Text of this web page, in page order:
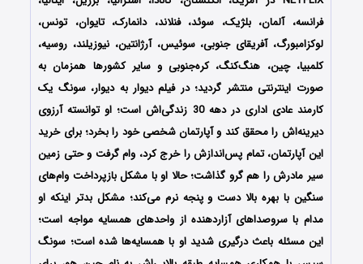
فرانسه، آلمان، بلژیک، سوئد، فنلاند، دانمارک، تایوان، تونس،
لوکزامبورگ، آفریقای جنوبی، سوئیس، آرژانتین، نیوزیلند، روسیه،
کلمبیا، چین، هنگ‌کنگ، کره‌جنوبی و سایر کشورها همزمان به
صورت اینترنتی منتشر گردید؛ در فیلم دیوار به دیوار، سونگ یک
کارمند عادی اداری در دهه 30 زندگی‌اش است؛ او توانسته آرزوی
دیرینه‌اش را محقق کند و آپارتمان شخصی خود را بخرد؛ برای خرید
این آپارتمان، تمام پس‌اندازش را خرج کرد، وام گرفت و حتی زمین
سیر مادرش را هم گرو گذاشت؛ حالا او با مشکل بازپرداخت وام‌های
سنگین با بهره بالا دست و پنجه نرم می‌کند؛ مشکل بدتر اینکه او
مدام با سروصداهای آزاردهنده از واحدهای همسایه مواجه است؛
این مسئله باعث درگیری‌ شدید او با همسایه‌ها شده است؛ سونگ